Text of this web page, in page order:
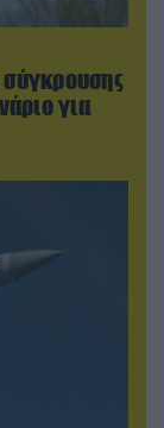
σύγκρουσης
για